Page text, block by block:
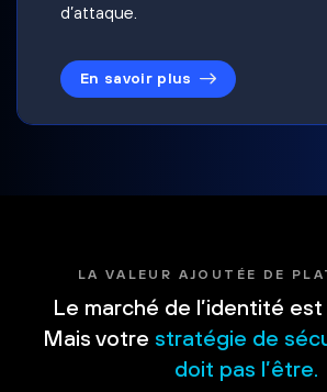
d’attaque.
En savoir plus
LA VALEUR AJOUTÉE DE
Le marché de l’identité
Mais votre stratégie de
doit pas l’être.